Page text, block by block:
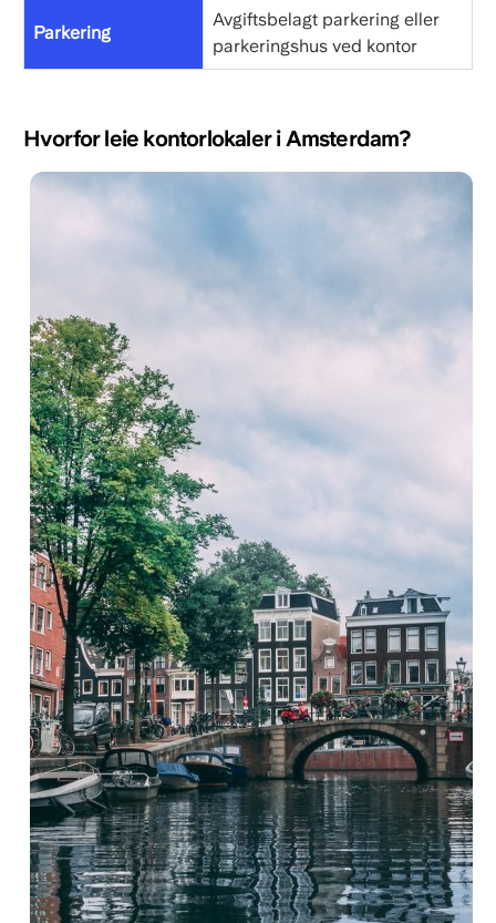
Parkering
Avgiftsbelagt parkering eller
parkeringshus ved kontor
Hvorfor leie kontorlokaler i Amsterdam?